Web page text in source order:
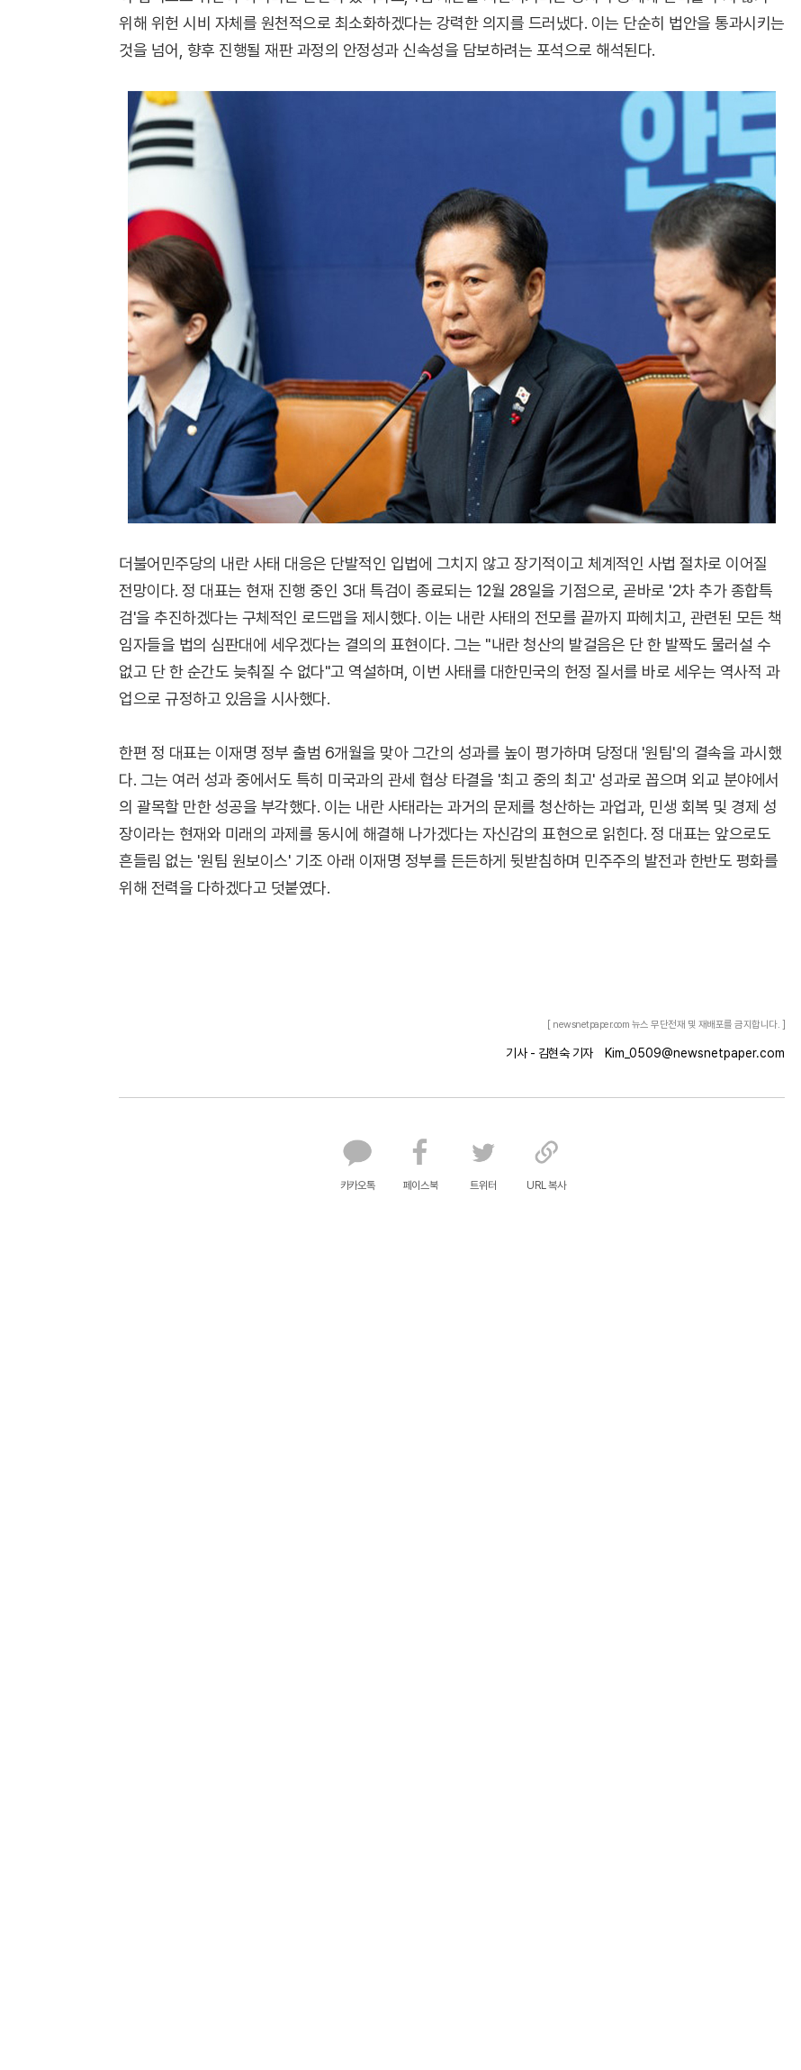
위해 위헌 시비 자체를 원천적으로 최소화하겠다는 강력한 의지를 드러냈다. 이는 단순히 법안을 통과시키는
것을 넘어, 향후 진행될 재판 과정의 안정성과 신속성을 담보하려는 포석으로 해석된다.
더불어민주당의 내란 사태 대응은 단발적인 입법에 그치지 않고 장기적이고 체계적인 사법 절차로 이어질
전망이다. 정 대표는 현재 진행 중인 3대 특검이 종료되는 12월 28일을 기점으로, 곧바로 '2차 추가 종합특
검'을 추진하겠다는 구체적인 로드맵을 제시했다. 이는 내란 사태의 전모를 끝까지 파헤치고, 관련된 모든 책
임자들을 법의 심판대에 세우겠다는 결의의 표현이다. 그는 "내란 청산의 발걸음은 단 한 발짝도 물러설 수
없고 단 한 순간도 늦춰질 수 없다"고 역설하며, 이번 사태를 대한민국의 헌정 질서를 바로 세우는 역사적 과
업으로 규정하고 있음을 시사했다.
한편 정 대표는 이재명 정부 출범 6개월을 맞아 그간의 성과를 높이 평가하며 당정대 '원팀'의 결속을 과시했
다. 그는 여러 성과 중에서도 특히 미국과의 관세 협상 타결을 '최고 중의 최고' 성과로 꼽으며 외교 분야에서
의 괄목할 만한 성공을 부각했다. 이는 내란 사태라는 과거의 문제를 청산하는 과업과, 민생 회복 및 경제 성
장이라는 현재와 미래의 과제를 동시에 해결해 나가겠다는 자신감의 표현으로 읽힌다. 정 대표는 앞으로도
흔들림 없는 '원팀 원보이스' 기조 아래 이재명 정부를 든든하게 뒷받침하며 민주주의 발전과 한반도 평화를
위해 전력을 다하겠다고 덧붙였다.
[ newsnetpaper.com 뉴스 무단전재 및 재배포를 금지합니다. ]
기사 - 김현숙 기자 Kim_0509@newsnetpaper.com
카카오톡 페이스북 트위터 URL 복사